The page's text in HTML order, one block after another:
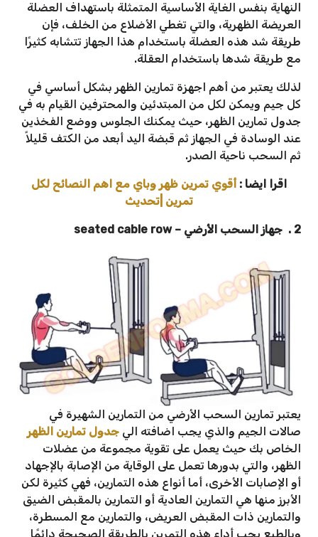
النهاية بنفس الغاية الأساسية المتمثلة باستهداف العضلة
العريضة الظهرية، والتي تغطي الأضلاع من الخلف، فإن
طريقة شد هذه العضلة باستخدام هذا الجهاز تتشابه كثيرًا
مع طريقة شدها باستخدام العقلة.
لذلك يعتبر من أهم اجهزة تمارين الظهر بشكل أساسي في
كل جيم ويمكن لكل من المبتدئين والمحترفين القيام به في
جدول تمارين الظهر، حيث يمكنك الجلوس ووضع الفخذين
عند الوسادة في الجهاز ثم قبضة اليد أبعد من الكتف قليلاً
ثم السحب ناحية الصدر.
اقرا ايضا : أقوي تمرين ظهر وباي مع اهم النصائح لكل
تمرين |تحديث
2 . جهاز السحب الأرضي – seated cable row
يعتبر تمارين السحب الأرضي من التمارين الشهيرة في
صالات الجيم والذي يجب اضافته الي جدول تمارين الظهر
الخاص بك حيث يعمل على تقوية مجموعة من عضلات
الظهر، والتي بدورها تعمل على الوقاية من الإصابة بالإجهاد
أو الإصابات الأخرى، أما أنواع هذه التمارين، فهي كثيرة لكن
الأبرز منها هي التمارين العادية أو التمارين بالمقبض الضيق
والتمارين ذات المقبض العريض، والتمارين مع المسطرة،
وبالطبع يجب أداء هذه التمرين بالطريقة الصحيحة دائمًا